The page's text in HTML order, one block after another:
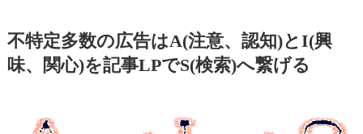
不特定多数の広告はA(注意、認知)とI(興
味、関心)を記事LPでS(検索)へ繋げる